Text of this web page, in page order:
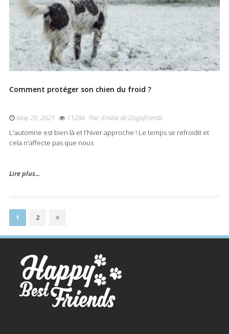
Comment protéger son chien du froid ?
May 20, 2021 11286 Par:Emilie de Dogofriends
L'automne est bien là et l'hiver approche ! Le temps se refroidit et
cela n'affecte pas que nous
Lire plus...
Posts
navigation
Page
1 Page
2